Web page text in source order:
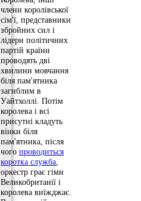
члени королівської
сім'ї, представники
збройних сил і
лідери політичних
партій країни
проводять дві
хвилини мовчання
біля пам'ятника
загиблим в
Уайтхоллі. Потім
королева і всі
присутні кладуть
вінки біля
пам'ятника, після
чого проводиться
коротка служба
оркестр грає гімн
Великобританії і
королева виїжджає.